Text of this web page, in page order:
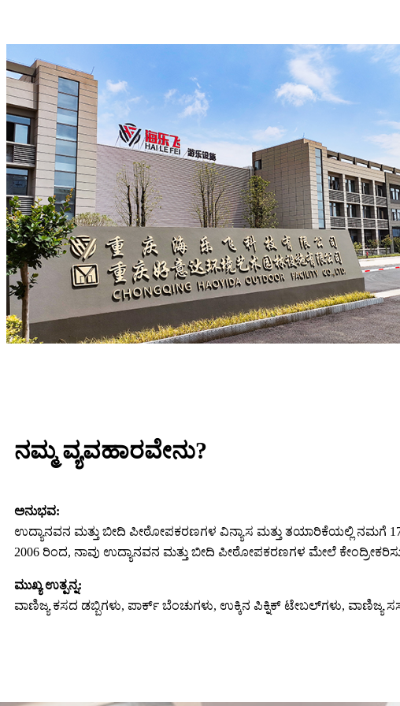
ನಮ್ಮ ವ್ಯವಹಾರವೇನು?
ಅನುಭವ:
ಉದ್ಯಾನವನ ಮತ್ತು ಬೀದಿ ಪೀಠೋಪಕರಣಗಳ ವಿನ್ಯಾಸ ಮತ್ತು ತಯಾರಿಕೆಯಲ್ಲಿ ನಮಗೆ
2006 ರಿಂದ, ನಾವು ಉದ್ಯಾನವನ ಮತ್ತು ಬೀದಿ ಪೀಠೋಪಕರಣಗಳ ಮೇಲೆ
ಮುಖ್ಯ ಉತ್ಪನ್ನ:
ವಾಣಿಜ್ಯ ಕಸದ ಡಬ್ಬಿಗಳು, ಪಾರ್ಕ್ ಬೆಂಚುಗಳು, ಉಕ್ಕಿನ ಪಿಕ್ನಿಕ್ ಟೇಬಲ್‌ಗಳು, ವಾಣಿಜ್ಯ